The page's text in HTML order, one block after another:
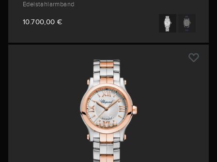
Edelstahlarmband
10.700,00 €